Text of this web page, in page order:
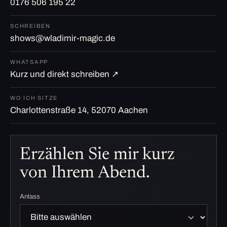
0176 506 195 22
SCHREIBEN
shows@wladimir-magic.de
WHATSAPP
Kurz und direkt schreiben ↗
WO ICH SITZE
Charlottenstraße 14, 52070 Aachen
Erzählen Sie mir kurz
von Ihrem Abend.
Anlass